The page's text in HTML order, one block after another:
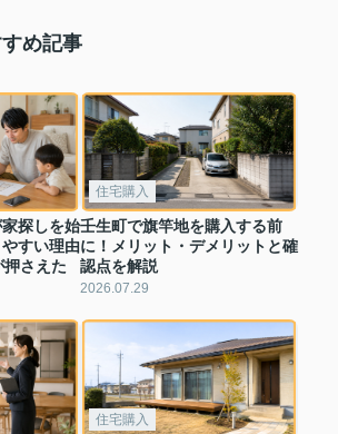
め記事
探しを始
すい理由
押さえた
住宅購入
壬生町で旗竿地を購入する前
に！メリット・デメリットと確
認点を解説
2026.07.29
住宅購入